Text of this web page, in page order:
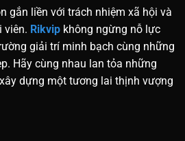
gắn liền với trách nhiệm xã hội và
viên. Rikvip không ngừng nỗ lực
giải trí minh bạch cùng những
Hãy cùng nhau lan tỏa những
dựng một tương lai thịnh vượng